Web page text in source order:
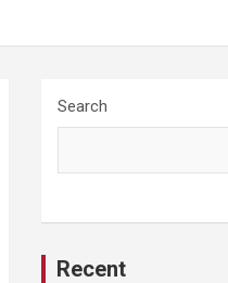
Search
Recent